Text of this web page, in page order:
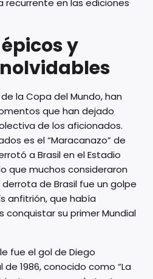
recurrente en las ediciones
y
la Copa del Mundo, han
que han dejado
de los aficionados.
es el “Maracanazo” de
a Brasil en el Estadio
que muchos consideraron
de Brasil fue un golpe
anfitrión, que había
su primer Mundial
fue el gol de Diego
1986, conocido como “La